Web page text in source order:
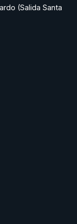
(Salida Santa